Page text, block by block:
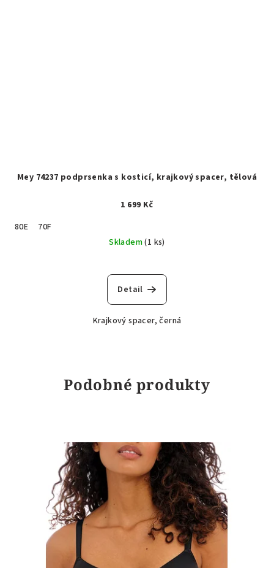
Mey 74237 podprsenka s kosticí, krajkový spacer, tělová
1 699 Kč
80E
70F
Skladem(1 ks)
Detail
Krajkový spacer, černá
Podobné produkty